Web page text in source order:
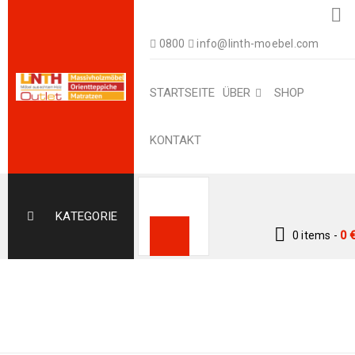
0800 info@linth-moebel.com
STARTSEITE ÜBER SHOP
KONTAKT
KATEGORIE
0 items - 0€